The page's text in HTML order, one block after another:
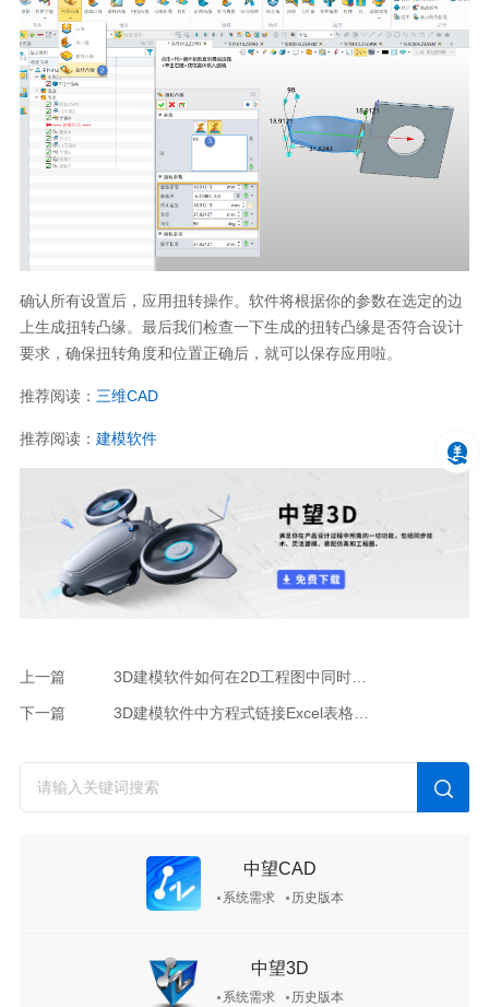
确认所有设置后，应用扭转操作。软件将根据你的参数在选定的边
上生成扭转凸缘。最后我们检查一下生成的扭转凸缘是否符合设计
要求，确保扭转角度和位置正确后，就可以保存应用啦。
推荐阅读： 三维CAD
推荐阅读： 建模软件
上一篇 3D建模软件如何在2D工程图中同时生成钣金件的折弯图和展开图
下一篇
中望CAD
系统需求 历史版本
中望3D
系统需求 历史版本